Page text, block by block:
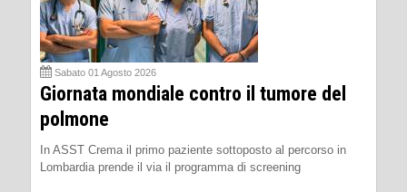
Sabato 01 Agosto 2026
Giornata mondiale contro il tumore del
polmone
In ASST Crema il primo paziente sottoposto al percorso in
Lombardia prende il via il programma di screening